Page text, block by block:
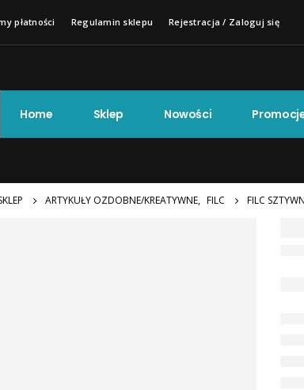
płatności Regulamin sklepu Rejestracja / Zaloguj się
Home Sklep Nowości
ARTYKUŁY OZDOBNE/KREATYWNE, FILC FILC